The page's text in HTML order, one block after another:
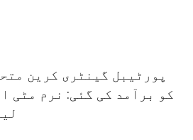
کو برآمد کی گئی: نرم مٹی